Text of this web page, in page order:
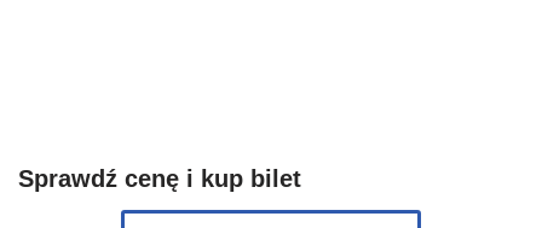
Sprawdź cenę i kup bilet